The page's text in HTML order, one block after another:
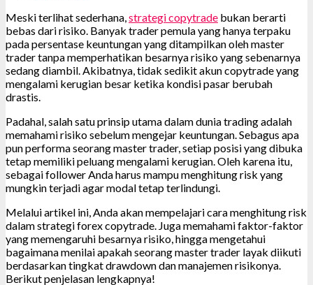
Meski terlihat sederhana, strategi copytrade bukan berarti
bebas dari risiko. Banyak trader pemula yang hanya terpaku
pada persentase keuntungan yang ditampilkan oleh master
trader tanpa memperhatikan besarnya risiko yang sebenarnya
sedang diambil. Akibatnya, tidak sedikit akun copytrade yang
mengalami kerugian besar ketika kondisi pasar berubah
drastis.
Padahal, salah satu prinsip utama dalam dunia trading adalah
memahami risiko sebelum mengejar keuntungan. Sebagus apa
pun performa seorang master trader, setiap posisi yang dibuka
tetap memiliki peluang mengalami kerugian. Oleh karena itu,
sebagai follower Anda harus mampu menghitung risk yang
mungkin terjadi agar modal tetap terlindungi.
Melalui artikel ini, Anda akan mempelajari cara menghitung risk
dalam strategi forex copytrade. Juga memahami faktor-faktor
yang memengaruhi besarnya risiko, hingga mengetahui
bagaimana menilai apakah seorang master trader layak diikuti
berdasarkan tingkat drawdown dan manajemen risikonya.
Berikut penjelasan lengkapnya!